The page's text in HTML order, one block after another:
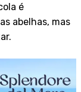
é
abelhas, mas